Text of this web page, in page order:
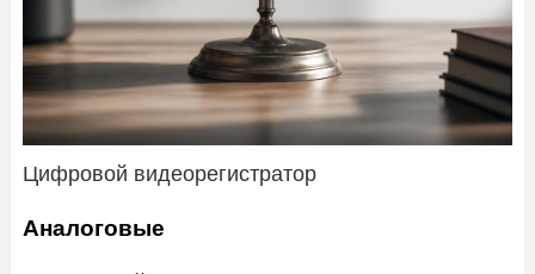
Цифровой видеорегистратор
Аналоговые